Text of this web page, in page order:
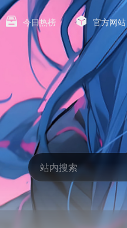
今日热榜 官方网站